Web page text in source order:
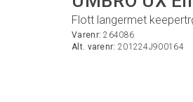
Flott langermet
Varenr:264086
Alt. varenr: 201224J900164